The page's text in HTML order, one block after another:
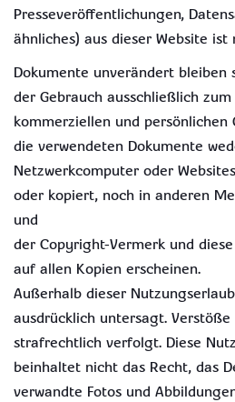
Presseveröffentlichungen,
ähnliches) aus dieser Website
Dokumente unverändert bleiben
der Gebrauch ausschließlich
kommerziellen und persönlichen
die verwendeten Dokumente
Netzwerkcomputer oder
oder kopiert, noch in anderen
und
der Copyright-Vermerk und
auf allen Kopien erscheinen.
Außerhalb dieser
ausdrücklich untersagt.
strafrechtlich verfolgt. Diese
beinhaltet nicht das Recht, das
verwandte Fotos und